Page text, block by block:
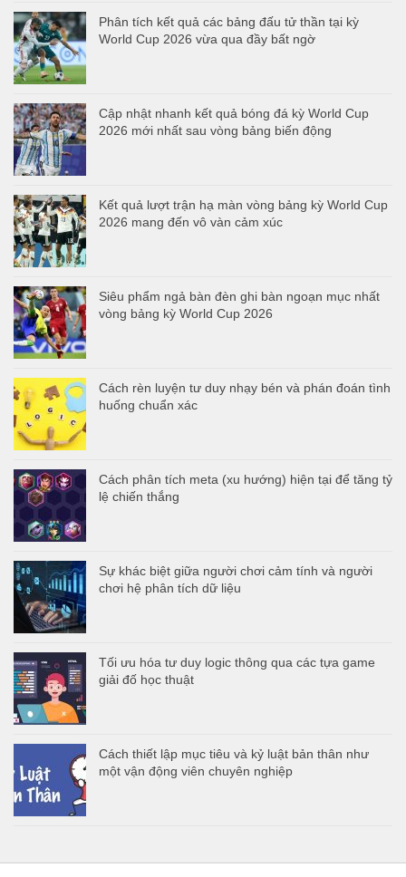
Phân tích kết quả các bảng đấu tử thần tại kỳ
World Cup 2026 vừa qua đầy bất ngờ
Cập nhật nhanh kết quả bóng đá kỳ World Cup
2026 mới nhất sau vòng bảng biến động
Kết quả lượt trận hạ màn vòng bảng kỳ World Cup
2026 mang đến vô vàn cảm xúc
Siêu phẩm ngả bàn đèn ghi bàn ngoạn mục nhất
vòng bảng kỳ World Cup 2026
Cách rèn luyện tư duy nhạy bén và phán đoán tình
huống chuẩn xác
Cách phân tích meta (xu hướng) hiện tại để tăng tỷ
lệ chiến thắng
Sự khác biệt giữa người chơi cảm tính và người
chơi hệ phân tích dữ liệu
Tối ưu hóa tư duy logic thông qua các tựa game
giải đố học thuật
Cách thiết lập mục tiêu và kỷ luật bản thân như
một vận động viên chuyên nghiệp